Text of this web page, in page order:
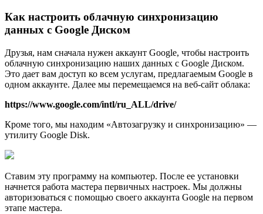
Как настроить облачную синхронизацию
данных с Google Диском
Друзья, нам сначала нужен аккаунт Google, чтобы настроить
облачную синхронизацию наших данных с Google Диском.
Это дает вам доступ ко всем услугам, предлагаемым Google в
одном аккаунте. Далее мы перемещаемся на веб-сайт облака:
https://www.google.com/intl/ru_ALL/drive/
Кроме того, мы находим «Автозагрузку и синхронизацию» —
утилиту Google Disk.
Ставим эту программу на компьютер. После ее установки
начнется работа мастера первичных настроек. Мы должны
авторизоваться с помощью своего аккаунта Google на первом
этапе мастера.